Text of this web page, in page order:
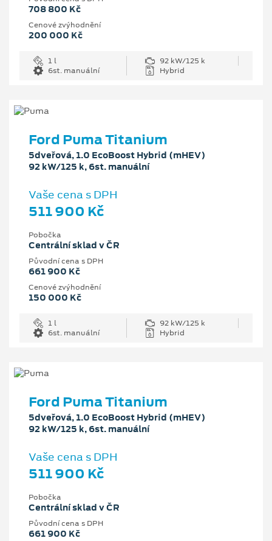
708 800 Kč
Cenové zvýhodnění
200 000 Kč
1 l
92 kW/125 k
6st. manuální
Hybrid
Ford Puma Titanium
5dveřová, 1.0 EcoBoost Hybrid (mHEV)
92 kW/125 k, 6st. manuální
Vaše cena s DPH
511 900 Kč
Pobočka
Centrální sklad v ČR
Původní cena s DPH
661 900 Kč
Cenové zvýhodnění
150 000 Kč
1 l
92 kW/125 k
6st. manuální
Hybrid
Ford Puma Titanium
5dveřová, 1.0 EcoBoost Hybrid (mHEV)
92 kW/125 k, 6st. manuální
Vaše cena s DPH
511 900 Kč
Pobočka
Centrální sklad v ČR
Původní cena s DPH
661 900 Kč